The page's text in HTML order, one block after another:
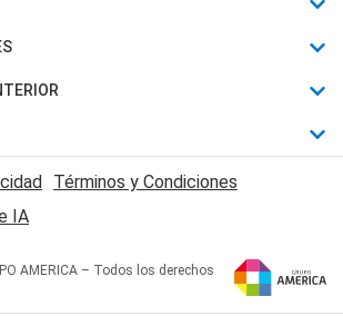
Términos y Condiciones
IA
AMERICA – Todos los derechos